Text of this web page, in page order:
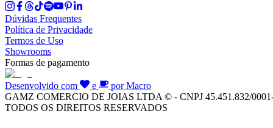
Dúvidas Frequentes
Política de Privacidade
Termos de Uso
Showrooms
Formas de pagamento
Desenvolvido com e
por Macro
GAMZ COMERCIO DE JOIAS LTDA © - CNPJ 45.451.832/
TODOS OS DIREITOS RESERVADOS